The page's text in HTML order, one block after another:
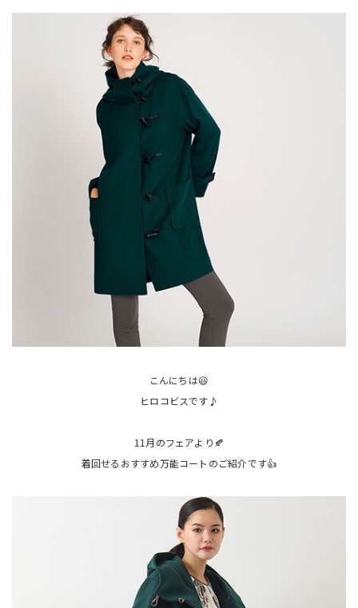
こんにちは😃
ヒロコビスです♪
11月のフェアより🍂
着回せるおすすめ万能コートのご紹介です👍